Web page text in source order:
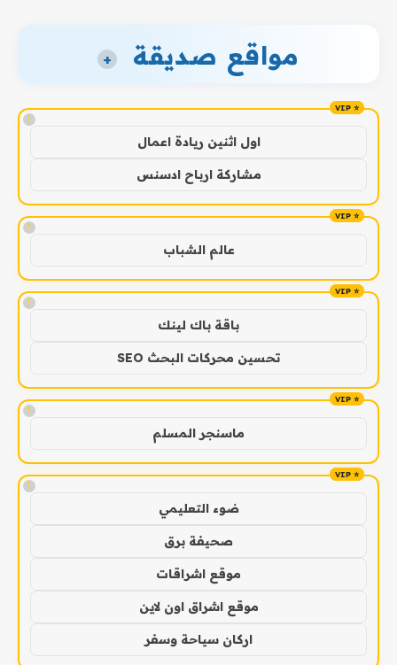
مواقع صديقة +
!
اول اثنين ريادة اعمال
مشاركة ارباح ادسنس
!
عالم الشباب
!
باقة باك لينك
تحسين محركات البحث SEO
!
ماسنجر المسلم
!
ضوء التعليمي
صحيفة برق
موقع اشراقات
موقع اشراق اون لاين
اركان سياحة وسفر